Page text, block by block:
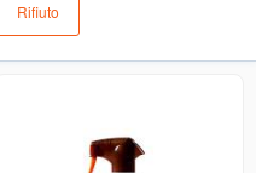
Rifiuto